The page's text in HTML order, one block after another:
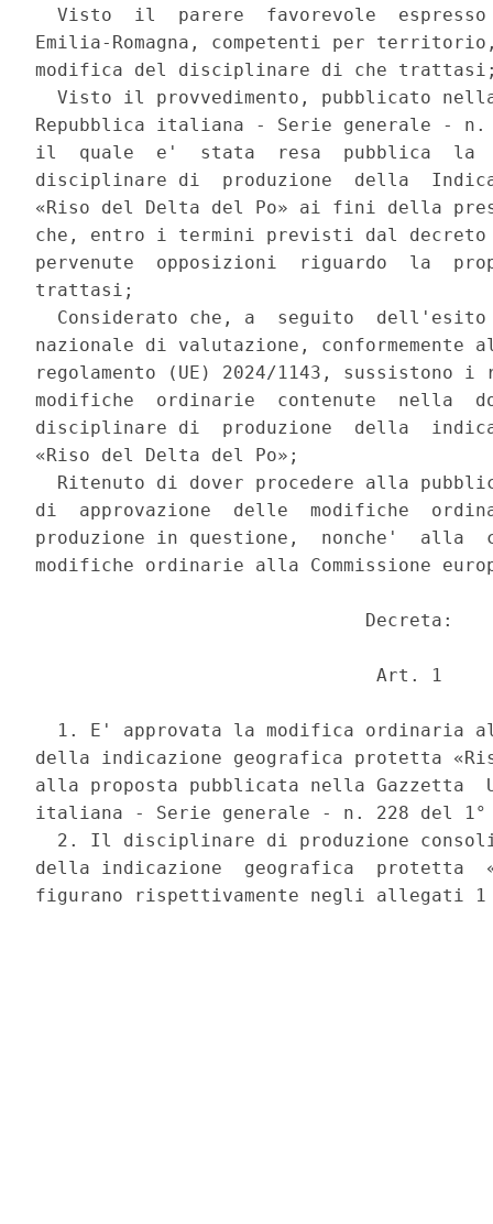
Visto  il  parere  favorevole
Emilia-Romagna, competenti per
modifica del disciplinare di che
Visto il provvedimento, pubblicato
Repubblica italiana - Serie generale - n.
il  quale  e'  stata  resa  pubblica  la
disciplinare di  produzione  della
«Riso del Delta del Po» ai fini della
che, entro i termini previsti dal decreto
pervenute  opposizioni  riguardo  la
trattasi;
Considerato che, a  seguito
nazionale di valutazione,
regolamento (UE) 2024/1143,
modifiche  ordinarie  contenute  nella
disciplinare di  produzione  della
«Riso del Delta del Po»;
Ritenuto di dover procedere alla
di  approvazione  delle  modifiche
produzione in questione,  nonche'  alla
modifiche ordinarie alla Commissione
                              Decreta:
                               Art. 1
1. E' approvata la modifica ordinaria
della indicazione geografica protetta
alla proposta pubblicata nella Gazzetta
italiana - Serie generale - n. 228 del
2. Il disciplinare di produzione
della indicazione  geografica  protetta